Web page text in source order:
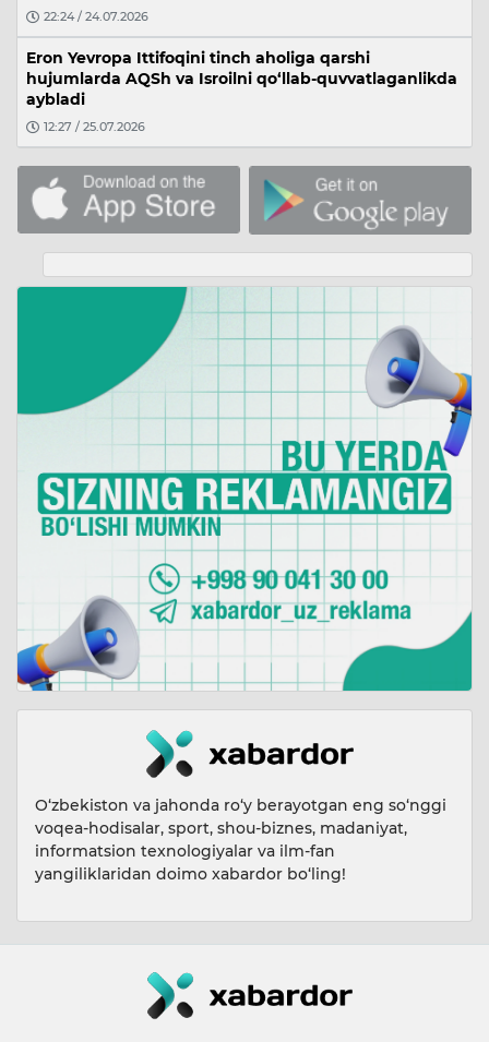
22:24 / 24.07.2026
Eron Yevropa Ittifoqini tinch aholiga qarshi
hujumlarda AQSh va Isroilni qo‘llab-quvvatlaganlikda
aybladi
12:27 / 25.07.2026
O‘zbekiston va jahonda ro‘y berayotgan eng so‘nggi
voqea-hodisalar, sport, shou-biznes, madaniyat,
informatsion texnologiyalar va ilm-fan
yangiliklaridan doimo xabardor bo‘ling!